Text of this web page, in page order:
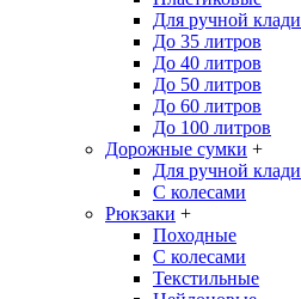
Для ручной клади
До 35 литров
До 40 литров
До 50 литров
До 60 литров
До 100 литров
Дорожные сумки +
Для ручной клади
С колесами
Рюкзаки +
Походные
С колесами
Текстильные